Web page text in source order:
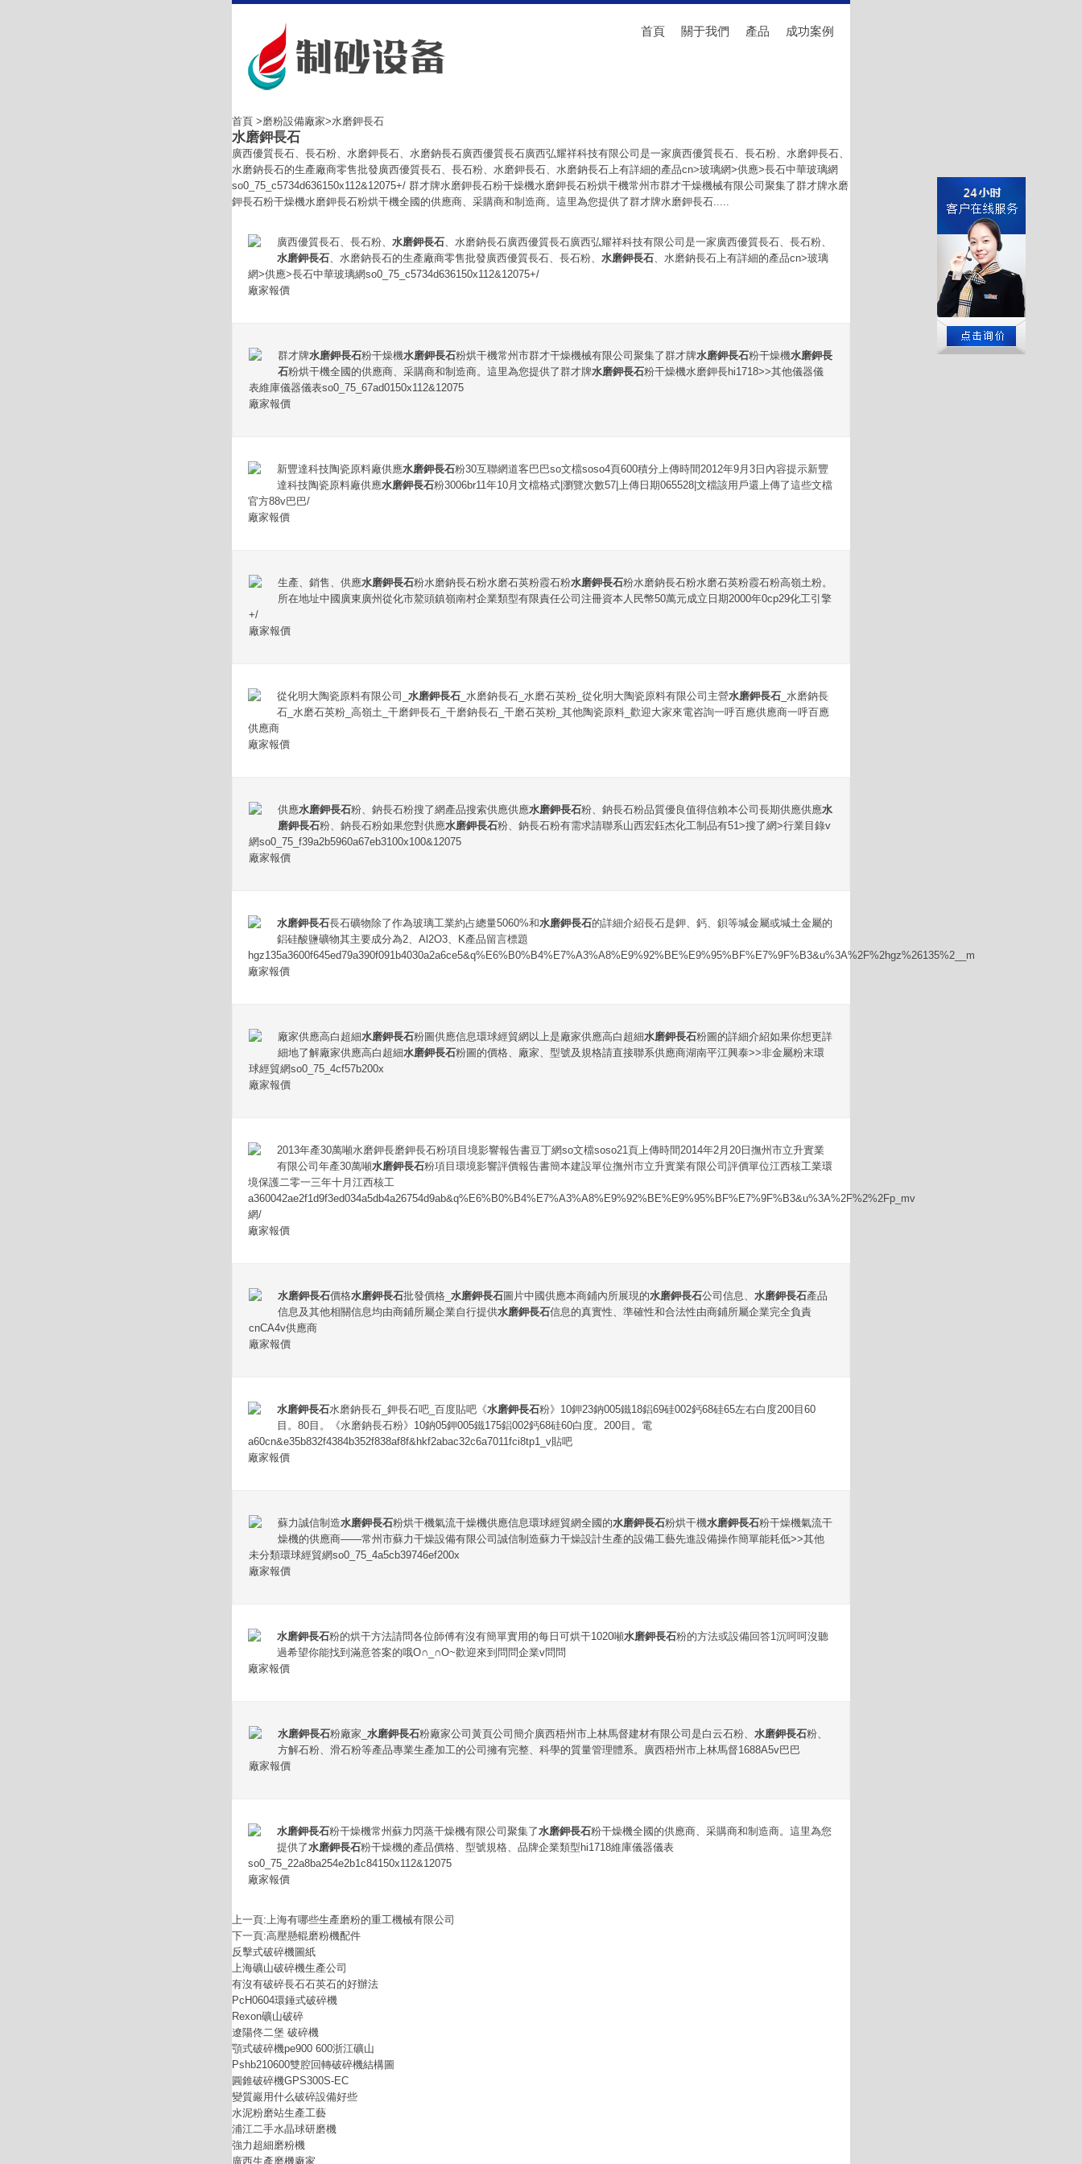
首頁 關于我們 產品 成功案例
首頁 >磨粉設備廠家>水磨鉀長石
水磨鉀長石
廣西優質長石、長石粉、水磨鉀長石、水磨鈉長石廣西優質長石廣西弘耀祥科技有限公司是一家廣西優質長石、長石粉、水磨鉀長石、
水磨鈉長石的生產廠商零售批發廣西優質長石、長石粉、水磨鉀長石、水磨鈉長石上有詳細的產品cn>玻璃網>供應>長石中華玻璃網
so0_75_c5734d636150x112&12075+/ 群才牌水磨鉀長石粉干燥機水磨鉀長石粉烘干機常州市群才干燥機械有限公司聚集了群才牌水磨
鉀長石粉干燥機水磨鉀長石粉烘干機全國的供應商、采購商和制造商。這里為您提供了群才牌水磨鉀長石.....
廣西優質長石、長石粉、 水磨鉀長石、水磨鈉長石廣西優質長石廣西弘耀祥科技有限公司是一家廣西優質長石、長石粉、
水磨鉀長石、水磨鈉長石的生產廠商零售批發廣西優質長石、長石粉、 水磨鉀長石、水磨鈉長石上有詳細的產品cn>玻璃
網>供應>長石中華玻璃網so0_75_c5734d636150x112&12075+/
廠家報價
群才牌水磨鉀長石粉干燥機水磨鉀長石粉烘干機常州市群才干燥機械有限公司聚集了群才牌水磨鉀長石粉干燥機水磨鉀長
石粉烘干機全國的供應商、采購商和制造商。這里為您提供了群才牌水磨鉀長石粉干燥機水磨鉀長hi1718>>其他儀器儀
表維庫儀器儀表so0_75_67ad0150x112&12075
廠家報價
新豐達科技陶瓷原料廠供應水磨鉀長石粉30互聯網道客巴巴so文檔soso4頁600積分上傳時間2012年9月3日內容提示新豐
達科技陶瓷原料廠供應水磨鉀長石粉3006br11年10月文檔格式|瀏覽次數57|上傳日期065528|文檔該用戶還上傳了這些文檔
官方88v巴巴/
廠家報價
生產、銷售、供應水磨鉀長石粉水磨鈉長石粉水磨石英粉霞石粉水磨鉀長石粉水磨鈉長石粉水磨石英粉霞石粉高嶺土粉。
所在地址中國廣東廣州從化市鰲頭鎮嶺南村企業類型有限責任公司注冊資本人民幣50萬元成立日期2000年0cp29化工引擎
+/
廠家報價
從化明大陶瓷原料有限公司_ 水磨鉀長石 _水磨鈉長石_水磨石英粉_從化明大陶瓷原料有限公司主營水磨鉀長石 _水磨鈉長
石_水磨石英粉_高嶺土_干磨鉀長石_干磨鈉長石_干磨石英粉_其他陶瓷原料_歡迎大家來電咨詢一呼百應供應商一呼百應
供應商
廠家報價
供應水磨鉀長石粉、鈉長石粉搜了網產品搜索供應供應水磨鉀長石粉、鈉長石粉品質優良值得信賴本公司長期供應供應水
磨鉀長石粉、鈉長石粉如果您對供應水磨鉀長石粉、鈉長石粉有需求請聯系山西宏鈺杰化工制品有51>搜了網>行業目錄v
網so0_75_f39a2b5960a67eb3100x100&12075
廠家報價
水磨鉀長石長石礦物除了作為玻璃工業約占總量5060%和水磨鉀長石的詳細介紹長石是鉀、鈣、鋇等堿金屬或堿土金屬的
鋁硅酸鹽礦物其主要成分為2、Al2O3、K產品留言標題
hgz135a3600f645ed79a390f091b4030a2a6ce5&q%E6%B0%B4%E7%A3%A8%E9%92%BE%E9%95%BF%E7%9F%B3&u%3A%2F%2hgz%26135%2__m
廠家報價
廠家供應高白超細水磨鉀長石粉圖供應信息環球經貿網以上是廠家供應高白超細水磨鉀長石粉圖的詳細介紹如果你想更詳
細地了解廠家供應高白超細水磨鉀長石粉圖的價格、廠家、型號及規格請直接聯系供應商湖南平江興泰>>非金屬粉末環
球經貿網so0_75_4cf57b200x
廠家報價
2013年產30萬噸水磨鉀長磨鉀長石粉項目境影響報告書豆丁網so文檔soso21頁上傳時間2014年2月20日撫州市立升實業
有限公司年產30萬噸水磨鉀長石粉項目環境影響評價報告書簡本建設單位撫州市立升實業有限公司評價單位江西核工業環
境保護二零一三年十月江西核工
a360042ae2f1d9f3ed034a5db4a26754d9ab&q%E6%B0%B4%E7%A3%A8%E9%92%BE%E9%95%BF%E7%9F%B3&u%3A%2F%2%2Fp_mv
網/
廠家報價
水磨鉀長石價格水磨鉀長石批發價格_ 水磨鉀長石圖片中國供應本商鋪內所展現的水磨鉀長石公司信息、 水磨鉀長石產品
信息及其他相關信息均由商鋪所屬企業自行提供水磨鉀長石信息的真實性、準確性和合法性由商鋪所屬企業完全負責
cnCA4v供應商
廠家報價
水磨鉀長石水磨鈉長石_鉀長石吧_百度貼吧《水磨鉀長石粉》10鉀23鈉005鐵18鋁69硅002鈣68硅65左右白度200目60
目。80目。《水磨鈉長石粉》10鈉05鉀005鐵175鋁002鈣68硅60白度。200目。電
a60cn&e35b832f4384b352f838af8f&hkf2abac32c6a7011fci8tp1_v貼吧
廠家報價
蘇力誠信制造水磨鉀長石粉烘干機氣流干燥機供應信息環球經貿網全國的水磨鉀長石粉烘干機水磨鉀長石粉干燥機氣流干
燥機的供應商——常州市蘇力干燥設備有限公司誠信制造蘇力干燥設計生產的設備工藝先進設備操作簡單能耗低>>其他
未分類環球經貿網so0_75_4a5cb39746ef200x
廠家報價
水磨鉀長石粉的烘干方法請問各位師傅有沒有簡單實用的每日可烘干1020噸水磨鉀長石粉的方法或設備回答1沉呵呵沒聽
過希望你能找到滿意答案的哦O∩_∩O~歡迎來到問問企業v問問
廠家報價
水磨鉀長石粉廠家_ 水磨鉀長石粉廠家公司黃頁公司簡介廣西梧州市上林馬督建材有限公司是白云石粉、 水磨鉀長石粉、
方解石粉、滑石粉等產品專業生產加工的公司擁有完整、科學的質量管理體系。廣西梧州市上林馬督1688A5v巴巴
廠家報價
水磨鉀長石粉干燥機常州蘇力閃蒸干燥機有限公司聚集了水磨鉀長石粉干燥機全國的供應商、采購商和制造商。這里為您
提供了水磨鉀長石粉干燥機的產品價格、型號規格、品牌企業類型hi1718維庫儀器儀表
so0_75_22a8ba254e2b1c84150x112&12075
廠家報價
上一頁:上海有哪些生產磨粉的重工機械有限公司
下一頁:高壓懸輥磨粉機配件
反擊式破碎機圖紙
上海礦山破碎機生產公司
有沒有破碎長石石英石的好辦法
PcH0604環錘式破碎機
Rexon礦山破碎
遼陽佟二堡 破碎機
顎式破碎機pe900 600浙江礦山
Pshb210600雙腔回轉破碎機結構圖
圓錐破碎機GPS300S-EC
變質巖用什么破碎設備好些
水泥粉磨站生產工藝
浦江二手水晶球研磨機
強力超細磨粉機
廣西生產磨機廠家